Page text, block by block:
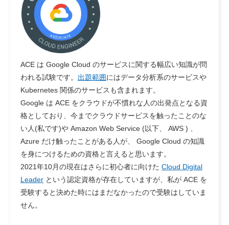
ACE は Google Cloud のサービスに関する幅広い知識が問
われる試験です。 出題範囲にはデータ分析系のサービスや
Kubernetes 関係のサービスも含まれます。
Google は ACE をクラウドが不慣れな人の出発点となる資
格としており、今までクラウドサービスを触ったことのな
い人(私です)や Amazon Web Service (以下、 AWS ) 、
Azure だけ触ったことがある人が、 Google Cloud の知識
を身につけるための資格と言えると思います。
2021年10月の現在はさらに初心者に向けた Cloud Digital
Leader という認定資格が存在していますが、私が ACE を
受験すると決めた時にはまだなかったので受験はしていま
せん。